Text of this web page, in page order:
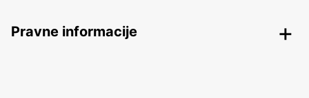
Pravne informacije